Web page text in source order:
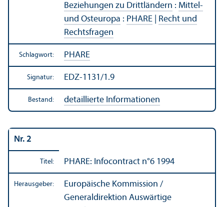
Beziehungen zu Drittländern : Mittel-
und Osteuropa : PHARE
Recht und
Rechts­fragen
Schlagwort: PHARE
Signatur: EDZ-1131/1.9
Bestand: detaillierte Informationen
Nr. 2
Titel: PHARE: Infocontract n°6 1994
Herausgeber:
Europäische Kommission /
Generaldirektion Auswärtige